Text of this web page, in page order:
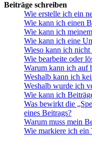
Beiträge schreiben
Wie erstelle ich ein
Wie kann ich einen
Wie kann ich
Wie kann ich eine
Wieso kann ich
Wie bearbeite oder
Warum kann ich auf
Weshalb kann ich
Weshalb wurde ich
Wie kann ich
Was bewirkt die
eines Beitrags?
Warum muss mein
Wie markiere ich ein